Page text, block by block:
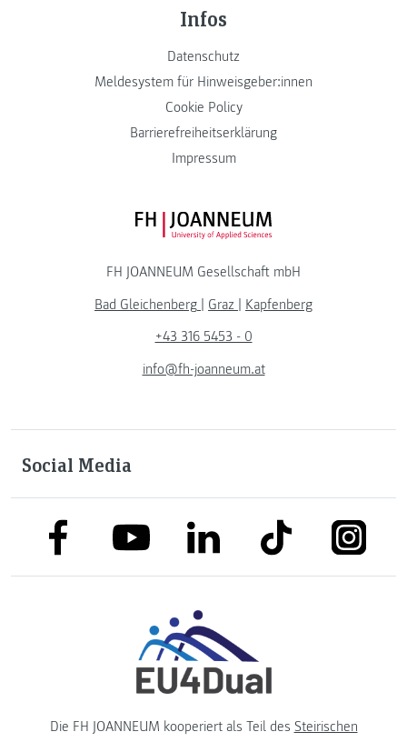
Infos
Datenschutz
Meldesystem für Hinweisgeber:innen
Cookie Policy
Barrierefreiheitserklärung
Impressum
FH JOANNEUM Logo
FH JOANNEUM Gesellschaft mbH
Bad Gleichenberg | Graz | Kapfenberg
+43 316 5453 - 0
info@fh-joanneum.at
Social Media
link to facebooklink to youtubelink to linkedinlink to tiktok link to
Die FH JOANNEUM kooperiert als Teil des Steirischen